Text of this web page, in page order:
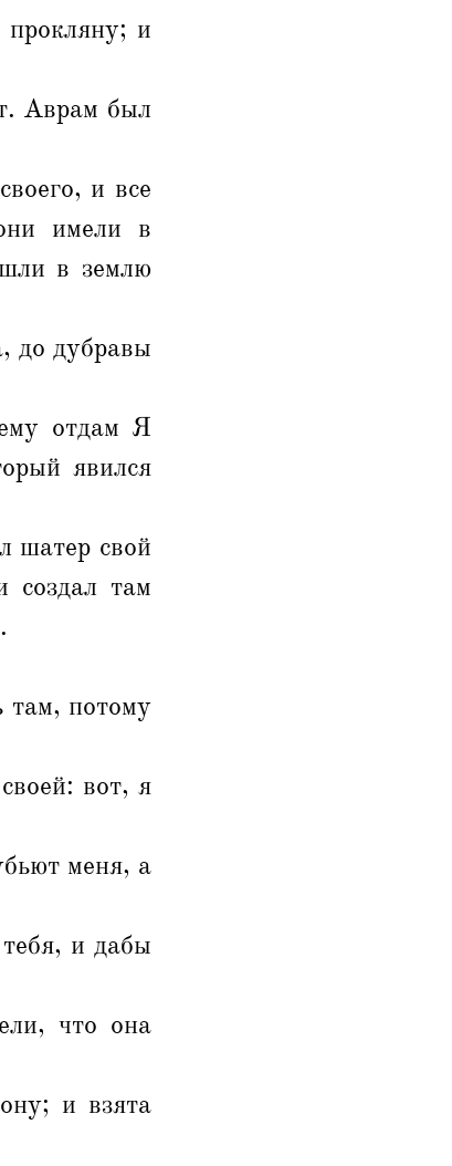
прокляну; и
Аврам был
и все
имели в
в землю
до дубравы
отдам Я
явился
шатер свой
там
потому
вот, я
меня, а
и дабы
что она
и взята